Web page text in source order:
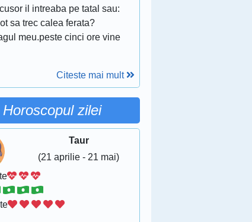
il intreaba pe tatal sau:
sa trec calea ferata?
meu.peste cinci ore vine
Citeste mai mult
Horoscopul zilei
Taur
(21 aprilie - 21 mai)